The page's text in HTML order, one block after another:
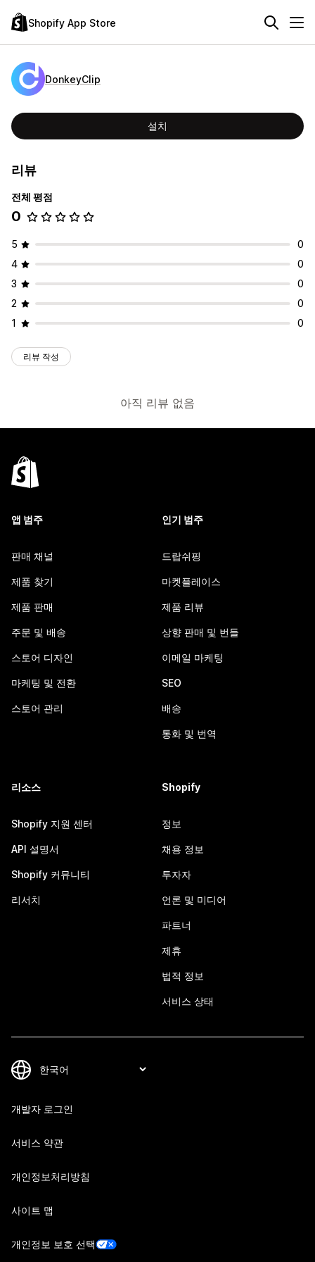
Shopify App Store
DonkeyClip
설치
리뷰
전체 평점
0
5
0
4
0
3
0
2
0
1
0
리뷰 작성
아직 리뷰 없음
앱 범주
판매 채널
제품 찾기
제품 판매
주문 및 배송
스토어 디자인
마케팅 및 전환
스토어 관리
인기 범주
드랍쉬핑
마켓플레이스
제품 리뷰
상향 판매 및 번들
이메일 마케팅
SEO
배송
통화 및 번역
리소스
Shopify 지원 센터
API 설명서
Shopify 커뮤니티
리서치
Shopify
정보
채용 정보
투자자
언론 및 미디어
파트너
제휴
법적 정보
서비스 상태
개발자 로그인
서비스 약관
개인정보처리방침
사이트 맵
개인정보 보호 선택